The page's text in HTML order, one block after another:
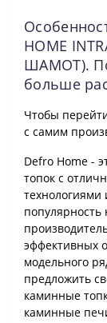
HOME
ШАМОТ).
больше
Чтобы
с самим
Defro Home -
топок с
популярность
эффективных
модельного
предложить
каминные
каминные